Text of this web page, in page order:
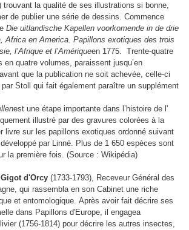
trouvant la qualité de ses illustrations si bonne,
de publier une série de dessins. Commence
Die uitlandische Kapellen voorkomende in de drie
Africa en America. Papillons exotiques des trois
l’Afrique et l’Amériqueen 1775. Trente-quatre
en quatre volumes, paraissent jusqu’en
que la publication ne soit achevée, celle-ci
Stoll qui fait également paraître un supplément
est une étape importante dans l’histoire de l'
illustré par des gravures colorées à la
livre sur les papillons exotiques ordonné suivant
par Linné. Plus de 1 650 espèces sont
la première fois. (Source : Wikipédia)
d'Orcy (1733-1793), Receveur Général des
qui rassembla en son Cabinet une riche
et entomologique. Après avoir fait décrire ses
dans Papillons d'Europe, il engagea
(1756-1814) pour décrire les autres insectes,